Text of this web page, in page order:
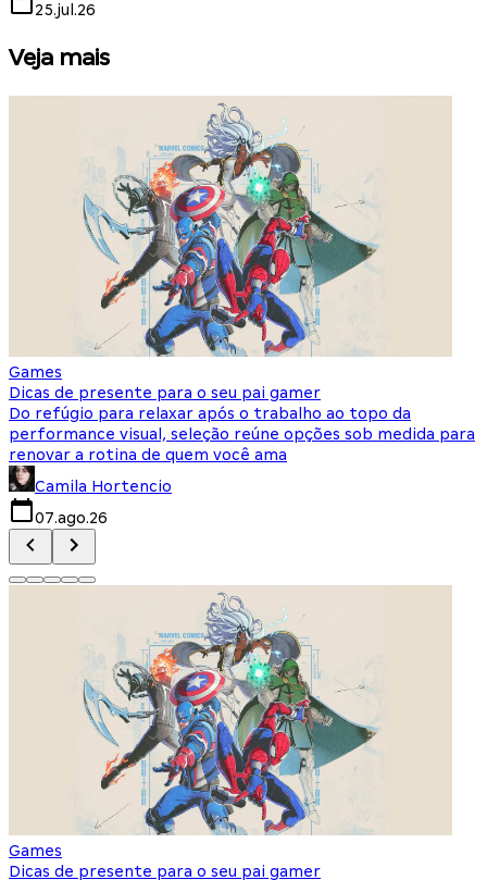
25.jul.26
Veja mais
Games
Dicas de presente para o seu pai gamer
Do refúgio para relaxar após o trabalho ao topo da
performance visual, seleção reúne opções sob medida para
renovar a rotina de quem você ama
Camila Hortencio
07.ago.26
Games
Dicas de presente para o seu pai gamer